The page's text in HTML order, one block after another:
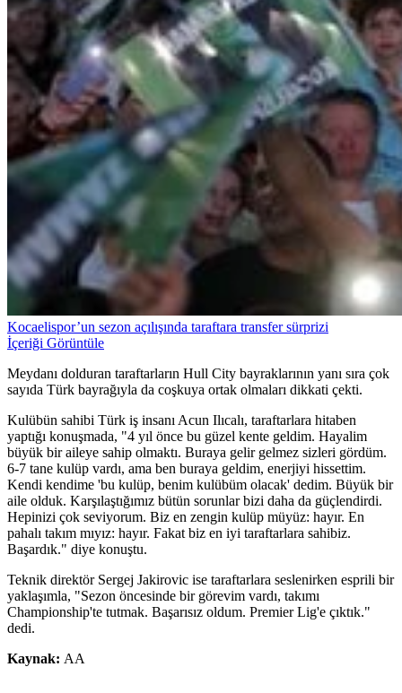
Kocaelispor’un sezon açılışında taraftara transfer sürprizi
İçeriği Görüntüle
Meydanı dolduran taraftarların Hull City bayraklarının yanı sıra çok
sayıda Türk bayrağıyla da coşkuya ortak olmaları dikkati çekti.
Kulübün sahibi Türk iş insanı Acun Ilıcalı, taraftarlara hitaben
yaptığı konuşmada, "4 yıl önce bu güzel kente geldim. Hayalim
büyük bir aileye sahip olmaktı. Buraya gelir gelmez sizleri gördüm.
6-7 tane kulüp vardı, ama ben buraya geldim, enerjiyi hissettim.
Kendi kendime 'bu kulüp, benim kulübüm olacak' dedim. Büyük bir
aile olduk. Karşılaştığımız bütün sorunlar bizi daha da güçlendirdi.
Hepinizi çok seviyorum. Biz en zengin kulüp müyüz: hayır. En
pahalı takım mıyız: hayır. Fakat biz en iyi taraftarlara sahibiz.
Başardık." diye konuştu.
Teknik direktör Sergej Jakirovic ise taraftarlara seslenirken esprili bir
yaklaşımla, "Sezon öncesinde bir görevim vardı, takımı
Championship'te tutmak. Başarısız oldum. Premier Lig'e çıktık."
dedi.
Kaynak: AA